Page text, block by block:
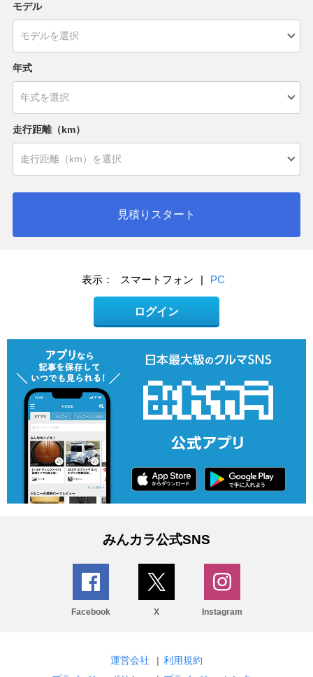
モデル
年式
走行距離（km）
見積りスタート
表示： スマートフォン | PC
ログイン
みんカラ公式SNS
Facebook X Instagram
運営会社 | 利用規約